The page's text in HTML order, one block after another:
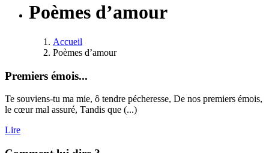
Poèmes d’amour
Accueil
Poèmes d’amour
Premiers émois...
Te souviens-tu ma mie, ô tendre pécheresse, De nos premiers émois,
le cœur mal assuré, Tandis que (...)
Lire